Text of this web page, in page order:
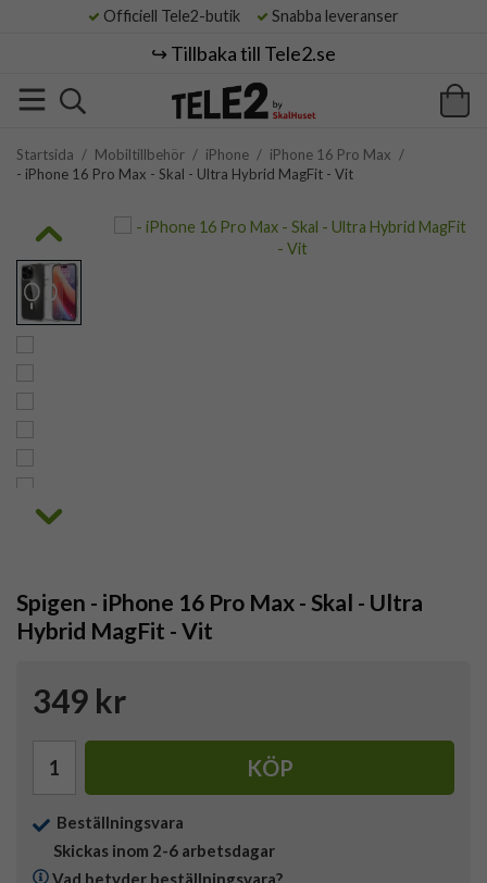
Officiell Tele2-butik Snabba leveranser
↪️ Tillbaka till Tele2.se
Startsida / Mobiltillbehör / iPhone / iPhone 16 Pro Max /
- iPhone 16 Pro Max - Skal - Ultra Hybrid MagFit - Vit
Spigen - iPhone 16 Pro Max - Skal - Ultra
Hybrid MagFit - Vit
349 kr
KÖP
Beställningsvara
Skickas inom 2-6 arbetsdagar
Vad betyder beställningsvara?